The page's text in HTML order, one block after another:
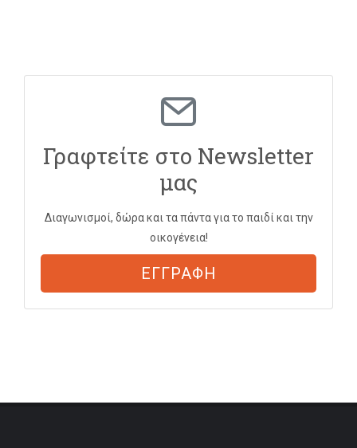
Γραφτείτε στο Newsletter
μας
Διαγωνισμοί, δώρα και τα πάντα για το παιδί και την
οικογένεια!
ΕΓΓΡΑΦΗ